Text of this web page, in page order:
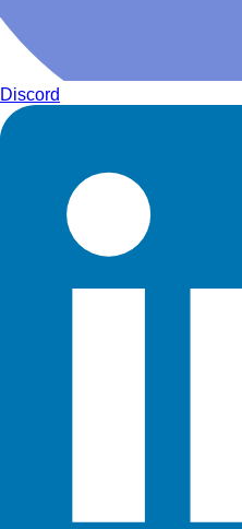
Discord